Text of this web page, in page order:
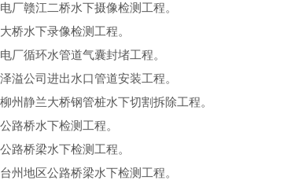
厂赣江二桥水下摄像检测工程。
桥水下录像检测工程。
厂循环水管道气囊封堵工程。
溢公司进出水口管道安装工程。
州静兰大桥钢管桩水下切割拆除工程。
路桥水下检测工程。
路桥梁水下检测工程。
州地区公路桥梁水下检测工程。